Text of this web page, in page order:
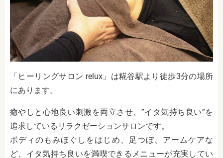
「ヒーリングサロン relux」は糀谷駅より徒歩3分の場所
にあります。
癒やしと心地良い刺激を両立させ、”イタ気持ち良い”を
追求しているリラクゼーションサロンです。
ボディのもみほぐしをはじめ、足つぼ、アームケアな
ど、イタ気持ち良いを満喫できるメニューが充実してい